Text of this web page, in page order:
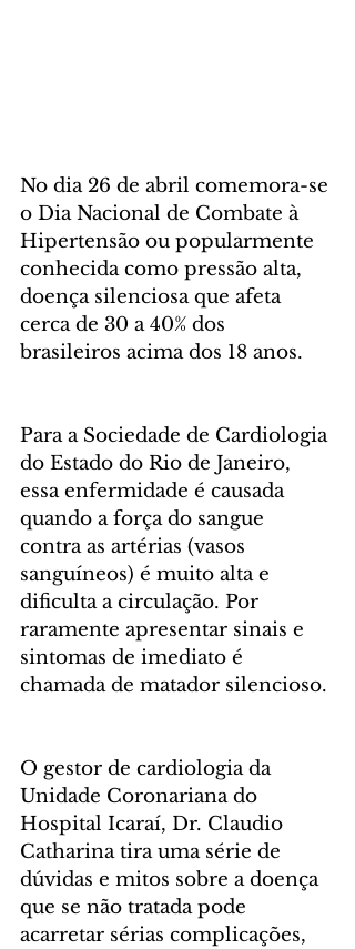
No dia 26 de abril comemora-se
o Dia Nacional de Combate à
Hipertensão ou popularmente
conhecida como pressão alta,
doença silenciosa que afeta
cerca de 30 a 40% dos
brasileiros acima dos 18 anos.
Para a Sociedade de Cardiologia
do Estado do Rio de Janeiro,
essa enfermidade é causada
quando a força do sangue
contra as artérias (vasos
sanguíneos) é muito alta e
dificulta a circulação. Por
raramente apresentar sinais e
sintomas de imediato é
chamada de matador silencioso.
O gestor de cardiologia da
Unidade Coronariana do
Hospital Icaraí, Dr. Claudio
Catharina tira uma série de
dúvidas e mitos sobre a doença
que se não tratada pode
acarretar sérias complicações,